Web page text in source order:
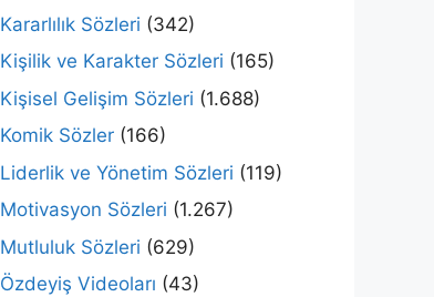
Kararlılık Sözleri (342)
Kişilik ve Karakter Sözleri (165)
Kişisel Gelişim Sözleri (1.688)
Komik Sözler (166)
Liderlik ve Yönetim Sözleri (119)
Motivasyon Sözleri (1.267)
Mutluluk Sözleri (629)
Özdeyiş Videoları (43)